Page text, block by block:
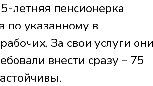
летняя пенсионерка
по указанному в
За свои услуги они
внести сразу – 75